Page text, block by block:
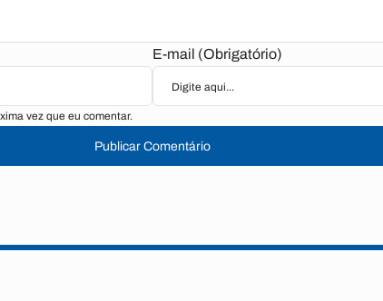
E-mail (Obrigatório)
vez que eu comentar.
Publicar Comentário